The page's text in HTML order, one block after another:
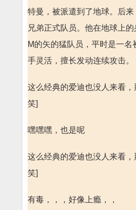
特曼，被派遣到了地球。后
兄弟正式队员。他在地球上
M的矢的猛队员，平时是一名
手灵活，擅长发动连续攻击。
这么经典的爱迪也没人来看
笑]
嘿嘿嘿，也是呢
这么经典的爱迪也没人来看
笑]
有毒，，，好像上瘾，，